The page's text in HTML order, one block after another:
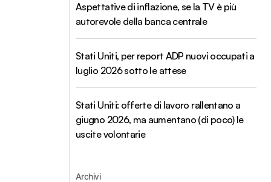
Aspettative di inflazione, se la TV è più
autorevole della banca centrale
Stati Uniti, per report ADP nuovi occupati a
luglio 2026 sotto le attese
Stati Uniti: offerte di lavoro rallentano a
giugno 2026, ma aumentano (di poco) le
uscite volontarie
Archivi